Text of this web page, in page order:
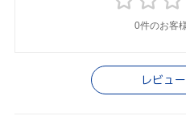
0件のお客
レビュ